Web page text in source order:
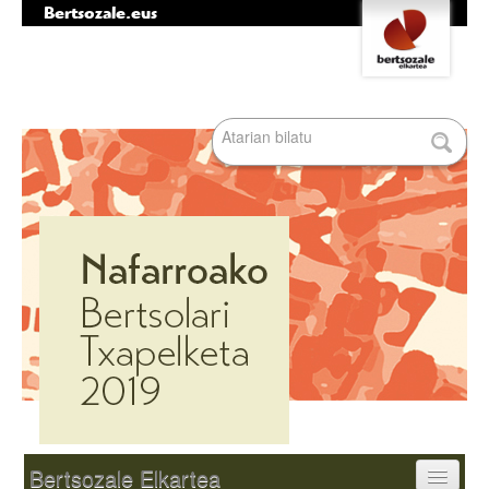
Bertsozale.eus
Salto
egin
nabigazioara
Bilatu atarian
Bilaketa
Bertsozale Elkartea